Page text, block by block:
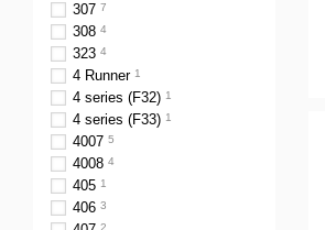
307 7
308 4
323 4
4 Runner 1
4 series (F32) 1
4 series (F33) 1
4007 5
4008 4
405 1
406 3
2